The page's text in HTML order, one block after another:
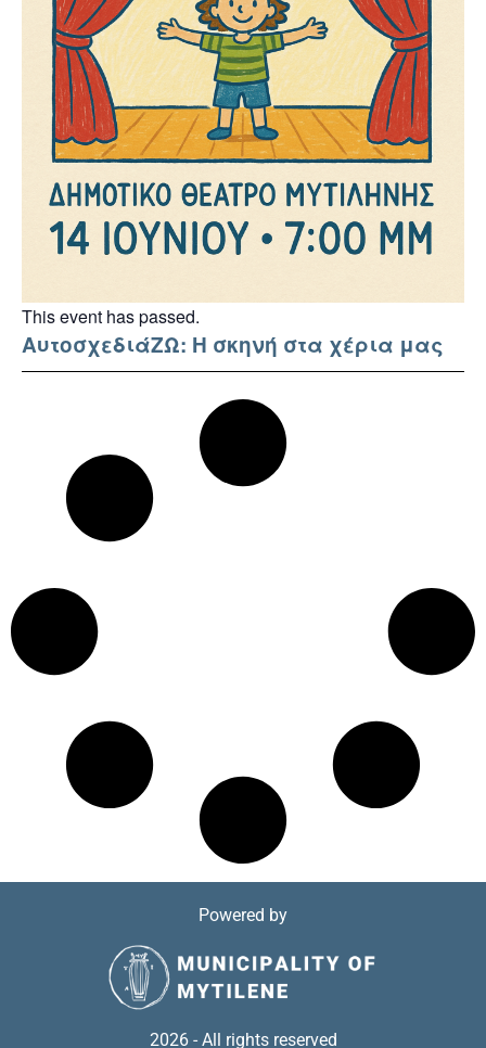
This event has passed.
ΑυτοσχεδιάΖΩ: Η σκηνή στα χέρια μας
Powered by
2026 - All rights reserved